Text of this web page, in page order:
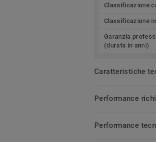
Classificazione
Classificazione
Garanzia
(durata in anni)
Caratteristiche
Performance
Performance